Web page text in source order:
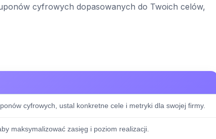
cyfrowych dopasowanych do Twoich celów,
cyfrowych, ustal konkretne cele i metryki dla swojej firmy.
maksymalizować zasięg i poziom realizacji.